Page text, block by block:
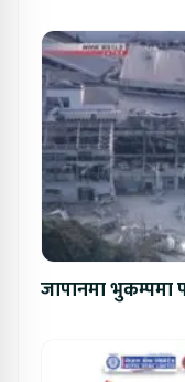
जापानमा भुकम्पमा